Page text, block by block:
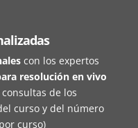
con los expertos
resolución en vivo
de los
curso y del número
curso)